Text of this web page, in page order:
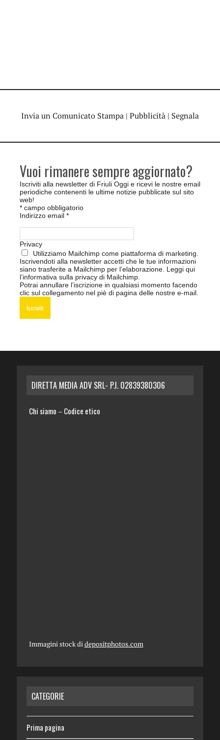
Invia un Comunicato Stampa | Pubblicità | Segnala
Vuoi rimanere sempre aggiornato?
Iscriviti alla newsletter di Friuli Oggi e ricevi le nostre email
periodiche contenenti le ultime notizie pubblicate sul sito
web!
* campo obbligatorio
Indirizzo email *
Privacy
Utilizziamo Mailchimp come piattaforma di marketing.
Iscrivendoti alla newsletter accetti che le tue informazioni
siano trasferite a Mailchimp per l’elaborazione. Leggi qui
l’informativa sulla privacy di Mailchimp.
Potrai annullare l’iscrizione in qualsiasi momento facendo
clic sul collegamento nel piè di pagina delle nostre e-mail.
DIRETTA MEDIA ADV SRL- P.I. 02839380306
Chi siamo – Codice etico
Immagini stock didepositphotos.com
CATEGORIE
Prima pagina